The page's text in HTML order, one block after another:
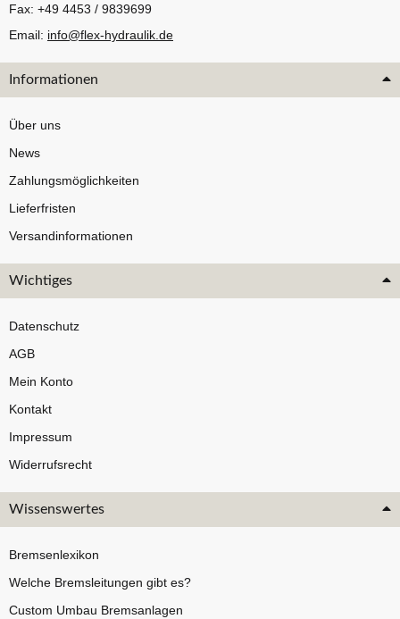
Fax: +49 4453 / 9839699
Email: info@flex-hydraulik.de
Informationen
Über uns
News
Zahlungsmöglichkeiten
Lieferfristen
Versandinformationen
Wichtiges
Datenschutz
AGB
Mein Konto
Kontakt
Impressum
Widerrufsrecht
Wissenswertes
Bremsenlexikon
Welche Bremsleitungen gibt es?
Custom Umbau Bremsanlagen